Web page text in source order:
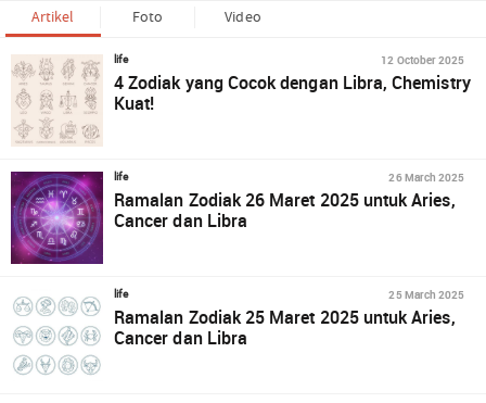
Artikel Foto Video
life 12 October 2025
4 Zodiak yang Cocok dengan Libra, Chemistry
Kuat!
life 26 March 2025
Ramalan Zodiak 26 Maret 2025 untuk Aries,
Cancer dan Libra
life 25 March 2025
Ramalan Zodiak 25 Maret 2025 untuk Aries,
Cancer dan Libra